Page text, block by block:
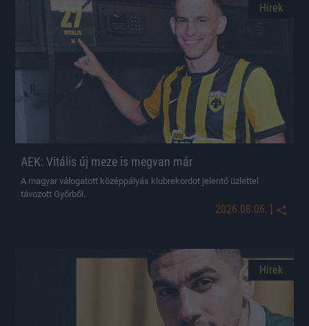
Hírek
AEK: Vitális új meze is megvan már
A magyar válogatott középpályás klubrekordot jelentő üzlettel
távozott Győrből.
2026.08.06. |
Hírek